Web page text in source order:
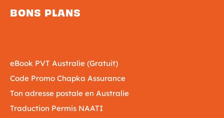
BONS PLANS
eBook PVT Australie (Gratuit)
Code Promo Chapka Assurance
Ton adresse postale en Australie
Traduction Permis NAATI